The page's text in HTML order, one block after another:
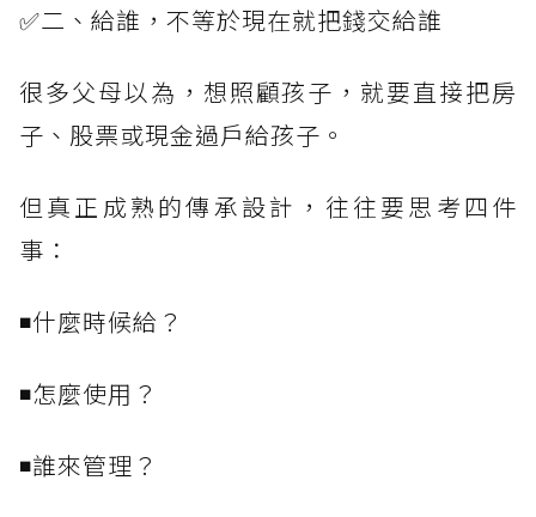
✅二、給誰，不等於現在就把錢交給誰
很多父母以為，想照顧孩子，就要直接把房
子、股票或現金過戶給孩子。
但真正成熟的傳承設計，往往要思考四件
事：
◾什麼時候給？
◾怎麼使用？
◾誰來管理？